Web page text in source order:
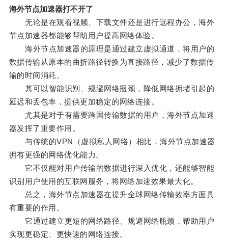
海外节点加速器打不开了
无论是在观看视频、下载文件还是进行远程办公，海外
节点加速器都能够帮助用户提高网络体验。
海外节点加速器的原理是通过建立虚拟通道，将用户的
数据传输从原本的曲折路径转换为直接路径，减少了数据传
输的时间消耗。
其可以智能识别、规避网络瓶颈，降低网络拥堵引起的
延迟和丢包率，提供更加稳定的网络连接。
尤其是对于有需要跨国传输数据的用户，海外节点加速
器发挥了重要作用。
与传统的VPN（虚拟私人网络）相比，海外节点加速器
拥有更强的网络优化能力。
它不仅能对用户传输的数据进行深入优化，还能够智能
识别用户使用的互联网服务，将网络加速效果最大化。
总之，海外节点加速器在提升全球网络传输效率方面具
有重要的作用。
它通过建立更短的网络路径、规避网络瓶颈，帮助用户
实现更稳定、更快速的网络连接。